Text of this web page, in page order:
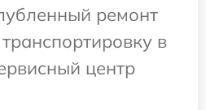
ремонт
в
центр